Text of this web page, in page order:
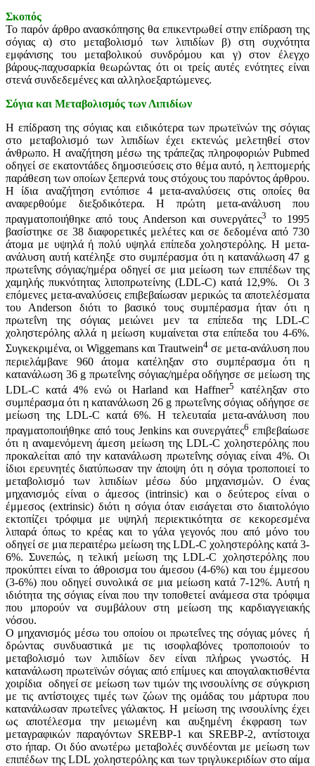
Σκοπός
Το παρόν άρθρο ανασκόπησης θα επικεντρωθεί στην επίδραση της
σόγιας α) στο μεταβολισμό των λιπιδίων β) στη συχνότητα
εμφάνισης του μεταβολικού συνδρόμου και γ) στον έλεγχο
βάρους-παχυσαρκία θεωρώντας ότι οι τρείς αυτές ενότητες είναι
στενά συνδεδεμένες και αλληλοεξαρτώμενες.
Σόγια και Μεταβολισμός των Λιπιδίων
Η επίδραση της σόγιας και ειδικότερα των πρωτεϊνών της σόγιας
στο μεταβολισμό των λιπιδίων έχει εκτενώς μελετηθεί στον
άνθρωπο. Η αναζήτηση μέσω της τράπεζας πληροφοριών Pubmed
οδηγεί σε εκατοντάδες δημοσιεύσεις στο θέμα αυτό, η λεπτομερής
παράθεση των οποίων ξεπερνά τους στόχους του παρόντος άρθρου.
Η ίδια αναζήτηση εντόπισε 4 μετα-αναλύσεις στις οποίες θα
αναφερθούμε διεξοδικότερα. Η πρώτη μετα-ανάλυση που
πραγματοποιήθηκε από τους Anderson και συνεργάτες3 το 1995
βασίστηκε σε 38 διαφορετικές μελέτες και σε δεδομένα από 730
άτομα με υψηλά ή πολύ υψηλά επίπεδα χοληστερόλης. Η μετα-
ανάλυση αυτή κατέληξε στο συμπέρασμα ότι η κατανάλωση 47 g
πρωτεΐνης σόγιας/ημέρα οδηγεί σε μια μείωση των επιπέδων της
χαμηλής πυκνότητας λιποπρωτείνης (LDL-C) κατά 12,9%. Οι 3
επόμενες μετα-αναλύσεις επιβεβαίωσαν μερικώς τα αποτελέσματα
του Anderson διότι το βασικό τους συμπέρασμα ήταν ότι η
πρωτεΐνη της σόγιας μειώνει μεν τα επίπεδα της LDL-C
χοληστερόλης αλλά η μείωση κυμαίνεται στα επίπεδα του 4-6%.
Συγκεκριμένα, οι Wiggemans και Trautwein4 σε μετα-ανάλυση που
περιελάμβανε 960 άτομα κατέληξαν στο συμπέρασμα ότι η
κατανάλωση 36 g πρωτεΐνης σόγιας/ημέρα οδήγησε σε μείωση της
LDL-C κατά 4% ενώ οι Harland και Haffner5
κατέληξαν στο
συμπέρασμα ότι η κατανάλωση 26 g πρωτεΐνης σόγιας οδήγησε σε
μείωση της LDL-C κατά 6%. Η τελευταία μετα-ανάλυση που
πραγματοποιήθηκε από τους Jenkins και συνεργάτες6 επιβεβαίωσε
ότι η αναμενόμενη άμεση μείωση της LDL-C χοληστερόλης που
προκαλείται από την κατανάλωση πρωτεΐνης σόγιας είναι 4%. Οι
ίδιοι ερευνητές διατύπωσαν την άποψη ότι η σόγια τροποποιεί το
μεταβολισμό των λιπιδίων μέσω δύο μηχανισμών. Ο ένας
μηχανισμός είναι ο άμεσος (intrinsic) και ο δεύτερος είναι ο
έμμεσος (extrinsic) διότι η σόγια όταν εισάγεται στο διαιτολόγιο
εκτοπίζει τρόφιμα με υψηλή περιεκτικότητα σε κεκορεσμένα
λιπαρά όπως το κρέας και το γάλα γεγονός που από μόνο του
οδηγεί σε μια περαιτέρω μείωση της LDL-C χοληστερόλης κατά 3-
6%. Συνεπώς, η τελική μείωση της LDL-C χοληστερόλης που
προκύπτει είναι το άθροισμα του άμεσου (4-6%) και του έμμεσου
(3-6%) που οδηγεί συνολικά σε μια μείωση κατά 7-12%. Αυτή η
ιδιότητα της σόγιας είναι που την τοποθετεί ανάμεσα στα τρόφιμα
που μπορούν να συμβάλουν στη μείωση της καρδιαγγειακής
νόσου.
Ο μηχανισμός μέσω του οποίου οι πρωτεΐνες της σόγιας μόνες ή
δρώντας συνδυαστικά με τις ισοφλαβόνες τροποποιούν το
μεταβολισμό των λιπιδίων δεν είναι πλήρως γνωστός. Η
κατανάλωση πρωτεϊνών σόγιας από επίμυες και απογαλακτισθέντα
χοιρίδια οδηγεί σε μείωση των τιμών της ινσουλίνης σε σύγκριση
με τις αντίστοιχες τιμές των ζώων της ομάδας του μάρτυρα που
κατανάλωσαν πρωτεΐνες γάλακτος. Η μείωση της ινσουλίνης έχει
ως αποτέλεσμα την μειωμένη και αυξημένη έκφραση των
μεταγραφικών παραγόντων SREBP-1 και SREBP-2, αντίστοιχα
στο ήπαρ. Οι δύο ανωτέρω μεταβολές συνδέονται με μείωση των
επιπέδων της LDL χοληστερόλης και των τριγλυκεριδίων στο αίμα